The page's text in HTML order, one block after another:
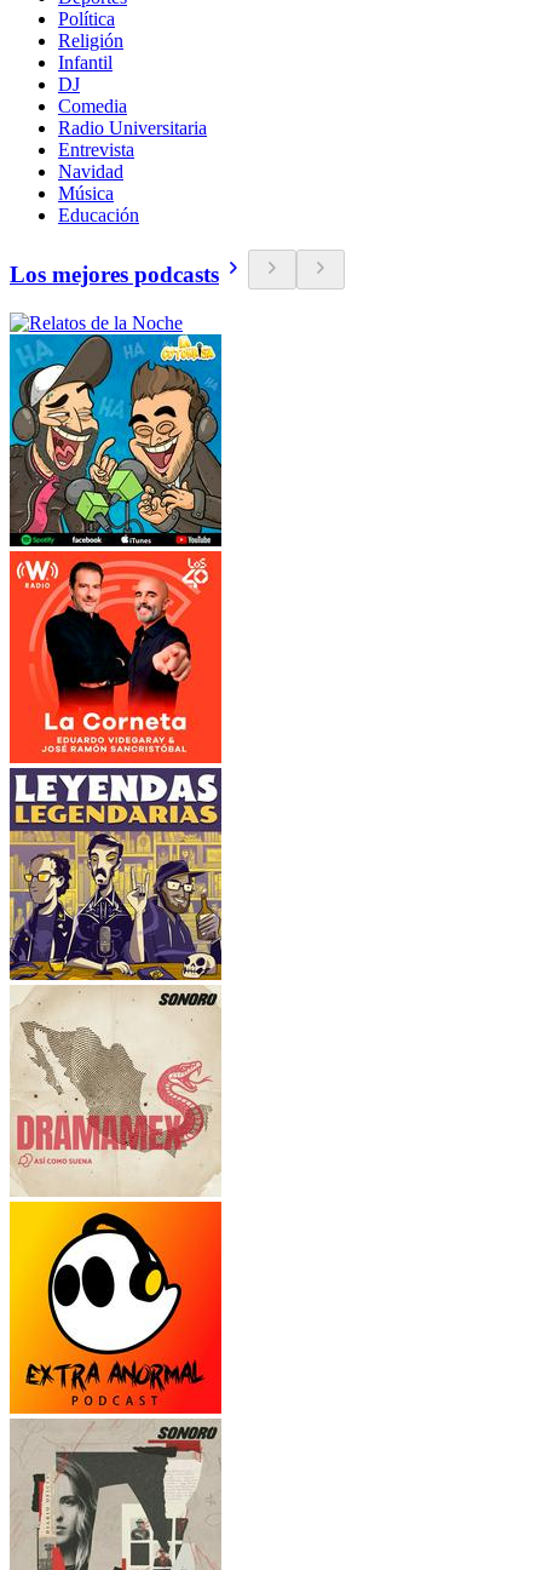
Política
Religión
Infantil
DJ
Comedia
Radio Universitaria
Entrevista
Navidad
Música
Educación
Los mejores podcasts